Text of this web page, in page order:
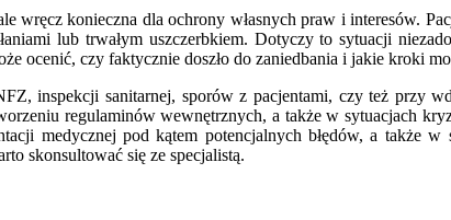
wręcz konieczna dla ochrony własnych praw i interesów.
lub trwałym uszczerbkiem. Dotyczy to sytuacji
czy faktycznie doszło do zaniedbania i jakie kroki
inspekcji sanitarnej, sporów z pacjentami, czy też przy
regulaminów wewnętrznych, a także w sytuacjach
medycznej pod kątem potencjalnych błędów, a także w
skonsultować się ze specjalistą.